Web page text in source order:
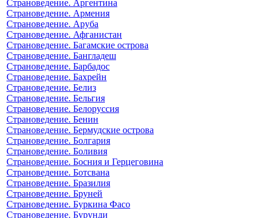
Страноведение. Аргентина
Страноведение. Армения
Страноведение. Аруба
Страноведение. Афганистан
Страноведение. Багамские острова
Страноведение. Бангладеш
Страноведение. Барбадос
Страноведение. Бахрейн
Страноведение. Белиз
Страноведение. Бельгия
Страноведение. Белоруссия
Страноведение. Бенин
Страноведение. Бермудские острова
Страноведение. Болгария
Страноведение. Боливия
Страноведение. Босния и Герцеговина
Страноведение. Ботсвана
Страноведение. Бразилия
Страноведение. Бруней
Страноведение. Буркина Фасо
Страноведение. Бурунди